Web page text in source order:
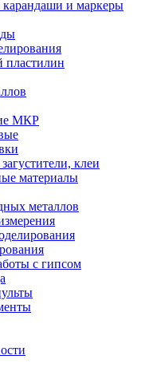
карандаши и маркеры
пластилин
МКР
клеи
материалы
металлов
с гипсом